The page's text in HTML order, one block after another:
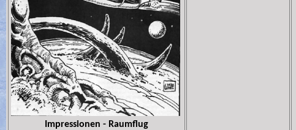
Impressionen - Raumflug